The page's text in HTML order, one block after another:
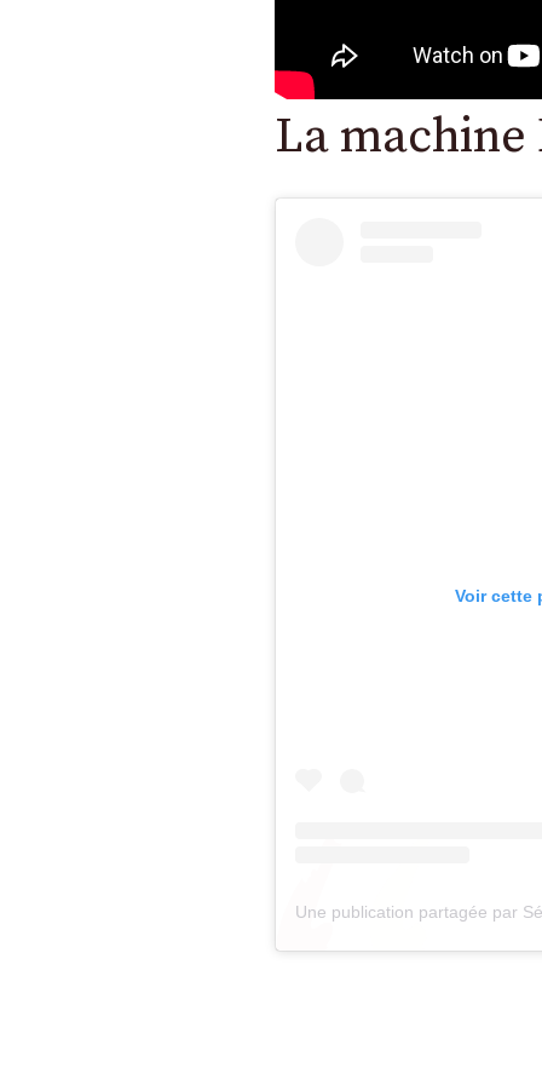
La machine
Voir cette